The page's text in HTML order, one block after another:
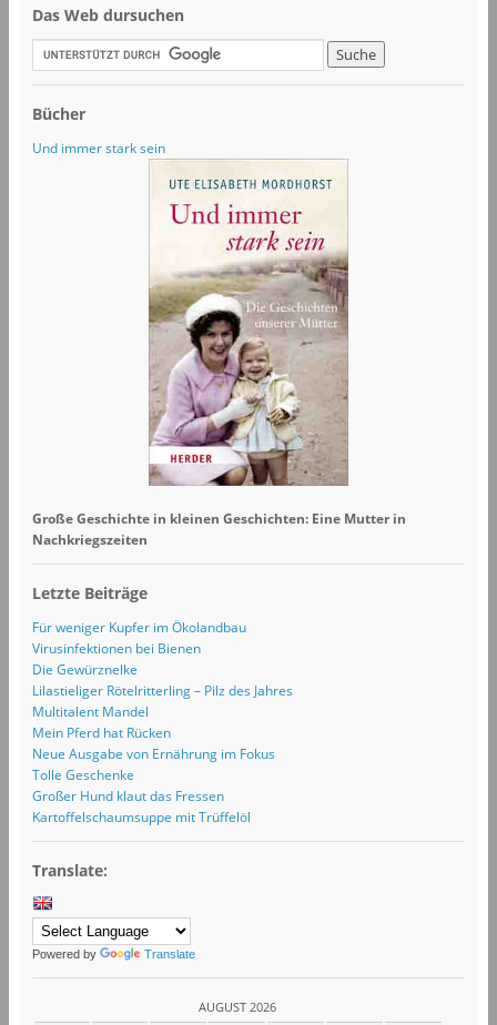
Das Web dursuchen
Bücher
Und immer stark sein
Große Geschichte in kleinen Geschichten: Eine Mutter in
Nachkriegszeiten
Letzte Beiträge
Für weniger Kupfer im Ökolandbau
Virusinfektionen bei Bienen
Die Gewürznelke
Lilastieliger Rötelritterling – Pilz des Jahres
Multitalent Mandel
Mein Pferd hat Rücken
Neue Ausgabe von Ernährung im Fokus
Tolle Geschenke
Großer Hund klaut das Fressen
Kartoffelschaumsuppe mit Trüffelöl
Translate:
Powered by Translate
AUGUST 2026